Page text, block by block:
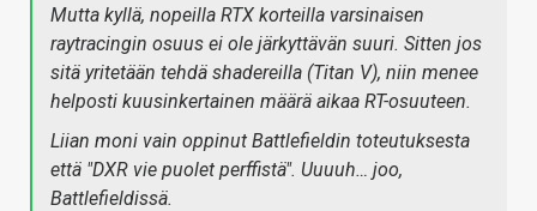
Mutta kyllä, nopeilla RTX korteilla varsinaisen
raytracingin osuus ei ole järkyttävän suuri. Sitten jos
sitä yritetään tehdä shadereilla (Titan V), niin menee
helposti kuusinkertainen määrä aikaa RT-osuuteen.
Liian moni vain oppinut Battlefieldin toteutuksesta
että "DXR vie puolet perffistä". Uuuuh… joo,
Battlefieldissä.